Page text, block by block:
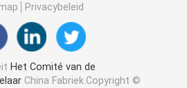
Privacybeleid
Het Comité van de
China Fabriek.Copyright ©